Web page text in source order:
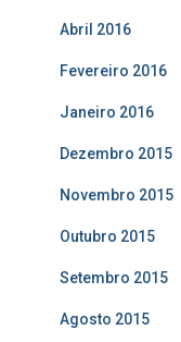
Abril 2016
Fevereiro 2016
Janeiro 2016
Dezembro 2015
Novembro 2015
Outubro 2015
Setembro 2015
Agosto 2015